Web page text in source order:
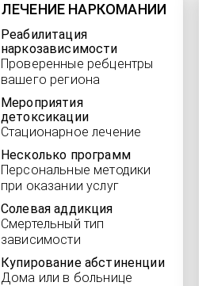
ЛЕЧЕНИЕ НАРКОМАНИИ
Реабилитация
наркозависимости
Проверенные ребцентры
вашего региона
Мероприятия
детоксикации
Стационарное лечение
Несколько программ
Персональные методики
при оказании услуг
Солевая аддикция
Смертельный тип
зависимости
Купирование абстиненции
Дома или в больнице